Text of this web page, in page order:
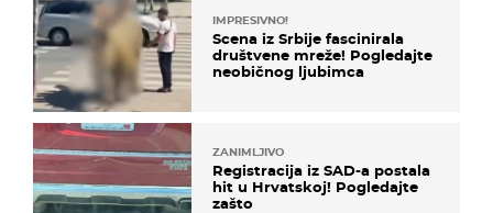
IMPRESIVNO!
Scena iz Srbije fascinirala
društvene mreže! Pogledajte
neobičnog ljubimca
ZANIMLJIVO
Registracija iz SAD-a postala
hit u Hrvatskoj! Pogledajte
zašto